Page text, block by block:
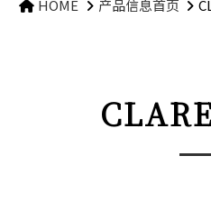
HOME 产品信息首页